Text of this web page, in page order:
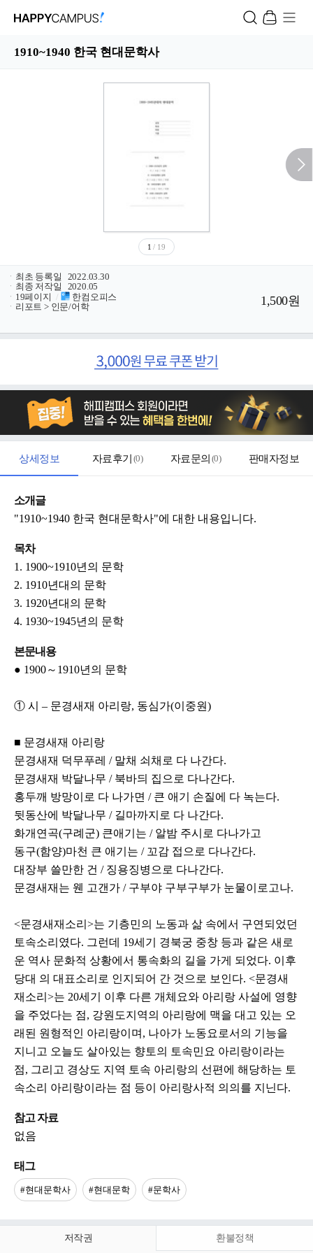
1910~1940 한국 현대문학사
1 / 19
ㆍ 최초 등록일
2022.03.30
ㆍ 최종 저작일
2020.05
ㆍ 19페이지 /
한컴오피스
ㆍ 리포트 > 인문/어학 1,500원
상세정보 자료후기 (0) 자료문의 (0) 판매자정보
소개글
"1910~1940 한국 현대문학사"에 대한 내용입니다.
목차
1. 1900~1910년의 문학
2. 1910년대의 문학
3. 1920년대의 문학
4. 1930~1945년의 문학
본문내용
● 1900～1910년의 문학
① 시 – 문경새재 아리랑, 동심가(이중원)
■ 문경새재 아리랑
문경새재 덕무푸레 / 말채 쇠채로 다 나간다.
문경새재 박달나무 / 북바듸 집으로 다나간다.
홍두깨 방망이로 다 나가면 / 큰 애기 손질에 다 녹는다.
뒷동산에 박달나무 / 길마까지로 다 나간다.
화개연곡(구례군) 큰애기는 / 알밤 주시로 다나가고
동구(함양)마천 큰 애기는 / 꼬감 접으로 다나간다.
대장부 쓸만한 건 / 징용징병으로 다나간다.
문경새재는 웬 고갠가 / 구부야 구부구부가 눈물이로고나.
<문경새재소리>는 기층민의 노동과 삶 속에서 구연되었던
토속소리였다. 그런데 19세기 경북궁 중창 등과 같은 새로
운 역사 문화적 상황에서 통속화의 길을 가게 되었다. 이후
당대 의 대표소리로 인지되어 간 것으로 보인다. <문경새
재소리>는 20세기 이후 다른 개체요와 아리랑 사설에 영향
을 주었다는 점, 강원도지역의 아리랑에 맥을 대고 있는 오
래된 원형적인 아리랑이며, 나아가 노동요로서의 기능을
지니고 오늘도 살아있는 향토의 토속민요 아리랑이라는
점, 그리고 경상도 지역 토속 아리랑의 선편에 해당하는 토
속소리 아리랑이라는 점 등이 아리랑사적 의의를 지닌다.
참고 자료
없음
태그
#현대문학사 #현대문학 #문학사
저작권 환불정책